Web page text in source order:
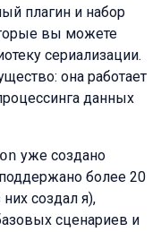
плагин и набор
вы можете
сериализации.
она работает
данных
уже создано
более 20
создал я),
сценариев и